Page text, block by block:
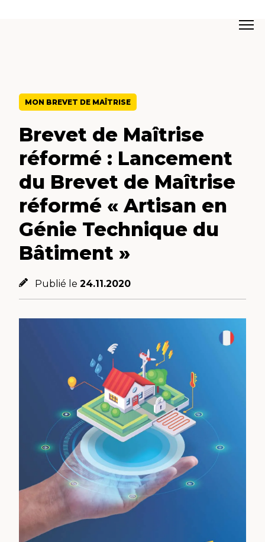
MON BREVET DE MAÎTRISE
Brevet de Maîtrise
réformé : Lancement
du Brevet de Maîtrise
réformé « Artisan en
Génie Technique du
Bâtiment »
Publié le 24.11.2020